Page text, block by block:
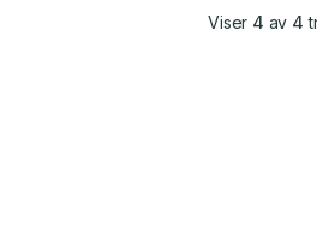
Viser 4 av 4